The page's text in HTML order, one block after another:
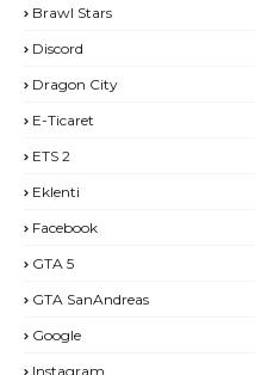
Brawl Stars
Discord
Dragon City
E-Ticaret
ETS 2
Eklenti
Facebook
GTA 5
GTA SanAndreas
Google
Instagram